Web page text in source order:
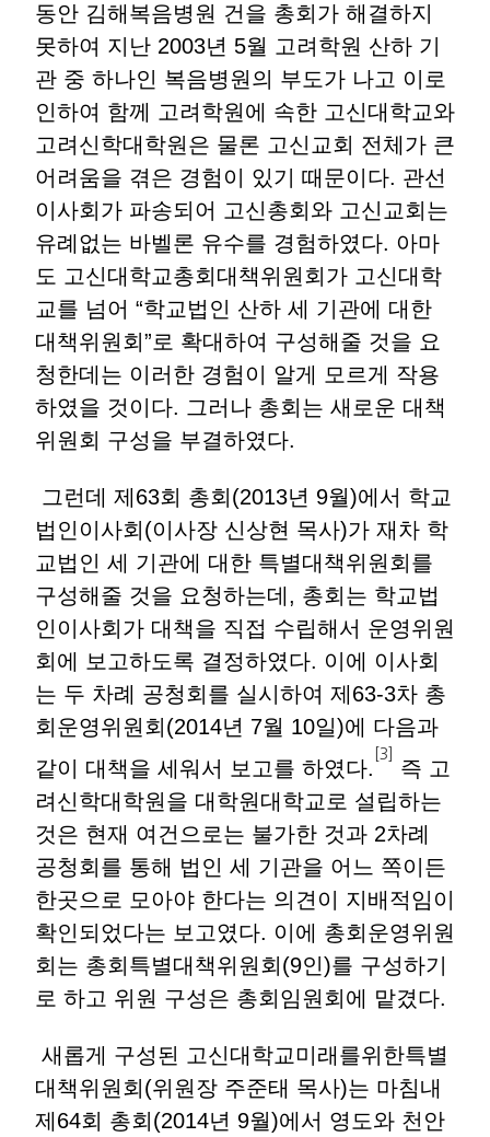
동안 김해복음병원 건을 총회가 해결하지
못하여 지난 2003년 5월 고려학원 산하 기
관 중 하나인 복음병원의 부도가 나고 이로
인하여 함께 고려학원에 속한 고신대학교와
고려신학대학원은 물론 고신교회 전체가 큰
어려움을 겪은 경험이 있기 때문이다. 관선
이사회가 파송되어 고신총회와 고신교회는
유례없는 바벨론 유수를 경험하였다. 아마
도 고신대학교총회대책위원회가 고신대학
교를 넘어 “학교법인 산하 세 기관에 대한
대책위원회”로 확대하여 구성해줄 것을 요
청한데는 이러한 경험이 알게 모르게 작용
하였을 것이다. 그러나 총회는 새로운 대책
위원회 구성을 부결하였다.
그런데 제63회 총회(2013년 9월)에서 학교
법인이사회(이사장 신상현 목사)가 재차 학
교법인 세 기관에 대한 특별대책위원회를
구성해줄 것을 요청하는데, 총회는 학교법
인이사회가 대책을 직접 수립해서 운영위원
회에 보고하도록 결정하였다. 이에 이사회
는 두 차례 공청회를 실시하여 제63-3차 총
회운영위원회(2014년 7월 10일)에 다음과
같이 대책을 세워서 보고를 하였다.
[3]
즉 고
려신학대학원을 대학원대학교로 설립하는
것은 현재 여건으로는 불가한 것과 2차례
공청회를 통해 법인 세 기관을 어느 쪽이든
한곳으로 모아야 한다는 의견이 지배적임이
확인되었다는 보고였다. 이에 총회운영위원
회는 총회특별대책위원회(9인)를 구성하기
로 하고 위원 구성은 총회임원회에 맡겼다.
새롭게 구성된 고신대학교미래를위한특별
대책위원회(위원장 주준태 목사)는 마침내
제64회 총회(2014년 9월)에서 영도와 천안